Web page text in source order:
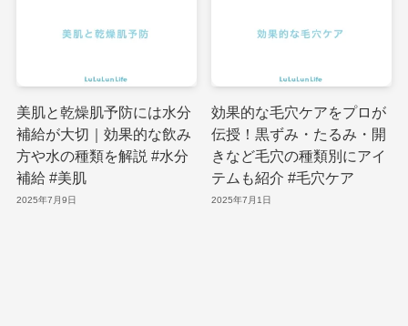
美肌と乾燥肌予防には水分
補給が大切｜効果的な飲み
方や水の種類を解説 #水分
補給 #美肌
2025年7月9日
効果的な毛穴ケアをプロが
伝授！黒ずみ・たるみ・開
きなど毛穴の種類別にアイ
テムも紹介 #毛穴ケア
2025年7月1日